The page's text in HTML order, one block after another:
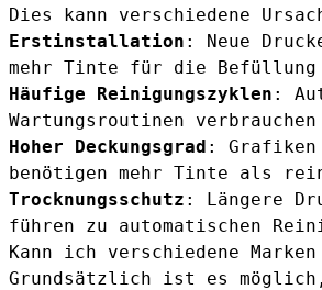
Dies kann verschiedene
Erstinstallation : Neue
mehr Tinte für die Befüllung
Häufige Reinigungszyklen :
Wartungsroutinen
Hoher Deckungsgrad :
benötigen mehr Tinte als
Trocknungsschutz : Längere
führen zu automatischen
Kann ich verschiedene Marken
Grundsätzlich ist es